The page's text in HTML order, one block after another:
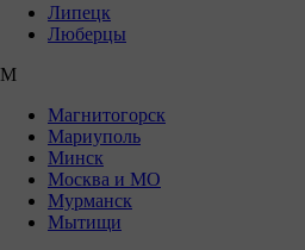
Липецк
Люберцы
М
Магнитогорск
Мариуполь
Минск
Москва и МО
Мурманск
Мытищи